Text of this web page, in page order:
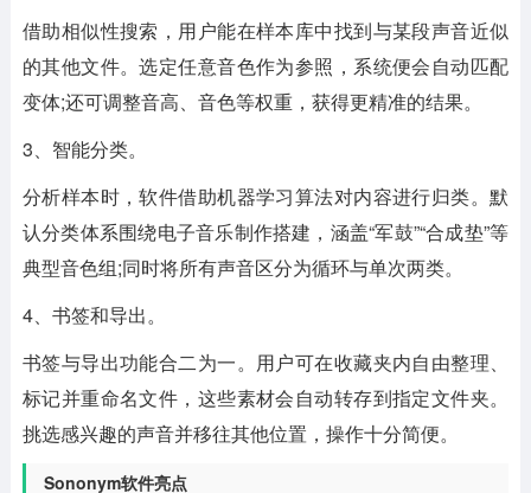
借助相似性搜索，用户能在样本库中找到与某段声音近似
的其他文件。选定任意音色作为参照，系统便会自动匹配
变体;还可调整音高、音色等权重，获得更精准的结果。
3、智能分类。
分析样本时，软件借助机器学习算法对内容进行归类。默
认分类体系围绕电子音乐制作搭建，涵盖“军鼓”“合成垫”等
典型音色组;同时将所有声音区分为循环与单次两类。
4、书签和导出。
书签与导出功能合二为一。用户可在收藏夹内自由整理、
标记并重命名文件，这些素材会自动转存到指定文件夹。
挑选感兴趣的声音并移往其他位置，操作十分简便。
Sononym软件亮点